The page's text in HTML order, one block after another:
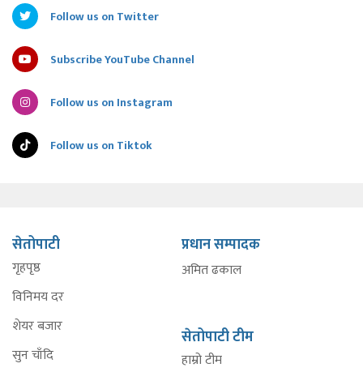
Follow us on Twitter
Subscribe YouTube Channel
Follow us on Instagram
Follow us on Tiktok
सेतोपाटी
गृहपृष्ठ
विनिमय दर
शेयर बजार
सुन चाँदि
प्रधान सम्पादक
अमित ढकाल
सेतोपाटी टीम
हाम्रो टीम